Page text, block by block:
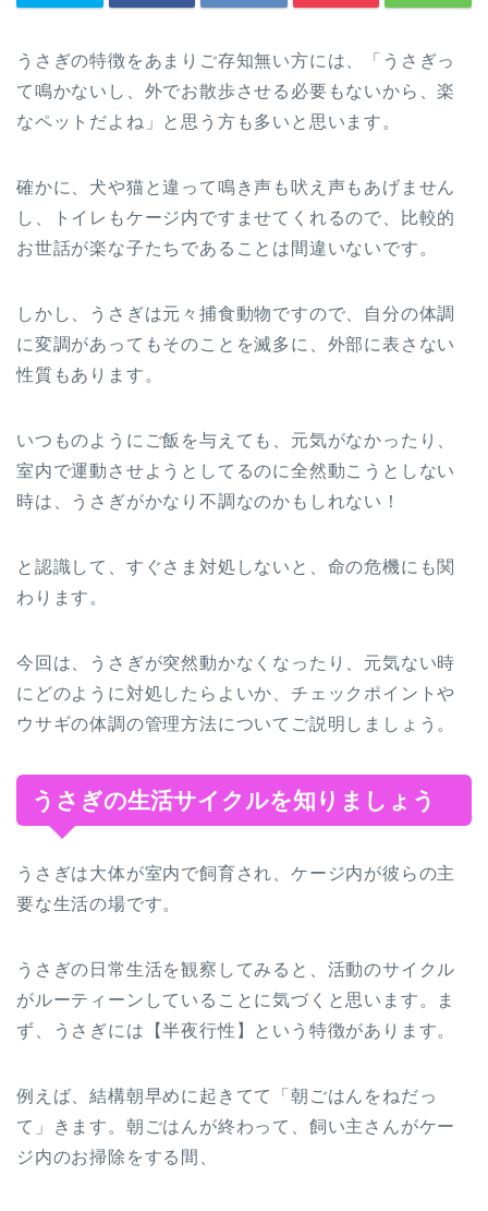
うさぎの特徴をあまりご存知無い方には、「うさぎっ
て鳴かないし、外でお散歩させる必要もないから、楽
なペットだよね」と思う方も多いと思います。
確かに、犬や猫と違って鳴き声も吠え声もあげません
し、トイレもケージ内ですませてくれるので、比較的
お世話が楽な子たちであることは間違いないです。
しかし、うさぎは元々捕食動物ですので、自分の体調
に変調があってもそのことを滅多に、外部に表さない
性質もあります。
いつものようにご飯を与えても、元気がなかったり、
室内で運動させようとしてるのに全然動こうとしない
時は、うさぎがかなり不調なのかもしれない！
と認識して、すぐさま対処しないと、命の危機にも関
わります。
今回は、うさぎが突然動かなくなったり、元気ない時
にどのように対処したらよいか、チェックポイントや
ウサギの体調の管理方法についてご説明しましょう。
うさぎの生活サイクルを知りましょう
うさぎは大体が室内で飼育され、ケージ内が彼らの主
要な生活の場です。
うさぎの日常生活を観察してみると、活動のサイクル
がルーティーンしていることに気づくと思います。ま
ず、うさぎには【半夜行性】という特徴があります。
例えば、結構朝早めに起きてて「朝ごはんをねだっ
て」きます。朝ごはんが終わって、飼い主さんがケー
ジ内のお掃除をする間、